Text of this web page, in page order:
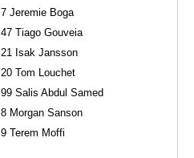
7Jeremie Boga
47Tiago Gouveia
21Isak Jansson
20Tom Louchet
99Salis Abdul Samed
8Morgan Sanson
9Terem Moffi